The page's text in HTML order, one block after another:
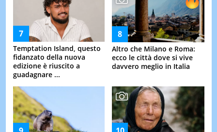
Temptation Island, questo
fidanzato della nuova
edizione è riuscito a
guadagnare ...
Altro che Milano e Roma:
ecco le città dove si vive
davvero meglio in Italia